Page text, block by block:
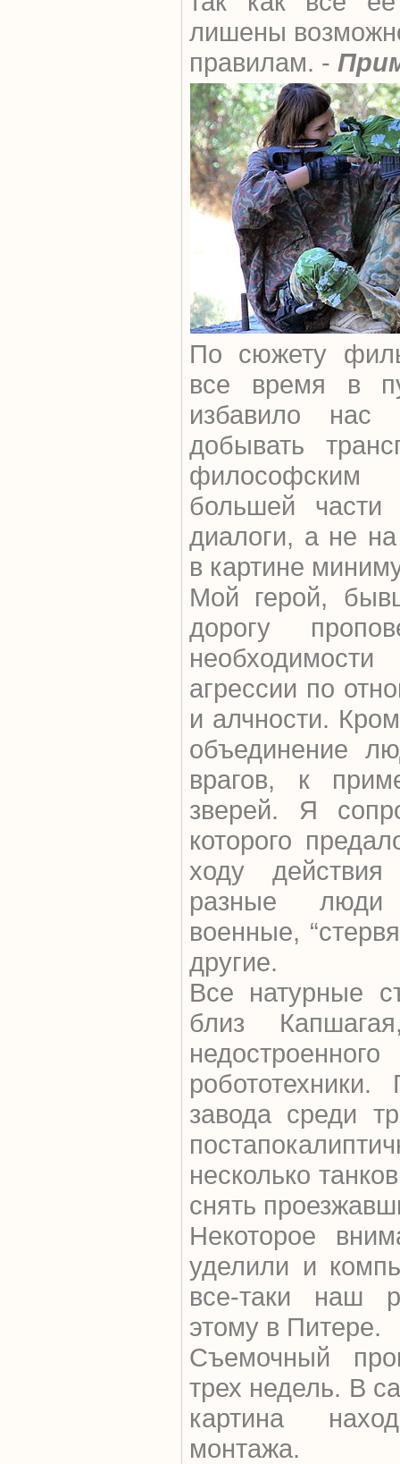
лишены
правилам. -
По сюжету
все время в
избавило нас
добывать
большей части
диалоги, а не на
в картине
Мой герой,
дорогу
агрессии по
и алчности.
объединение
врагов, к
зверей. Я
которого
ходу
разные люди
военные,
другие.
Все натурные
близ
завода среди
несколько
снять
Некоторое
уделили и
все-таки наш
этому в Питере.
Съемочный
трех недель. В
картина
монтажа.